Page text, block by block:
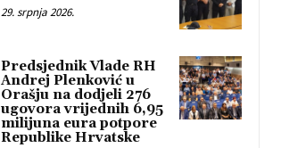
29. srpnja 2026.
Predsjednik Vlade RH
Andrej Plenković u
Orašju na dodjeli 276
ugovora vrijednih 6,95
milijuna eura potpore
Republike Hrvatske